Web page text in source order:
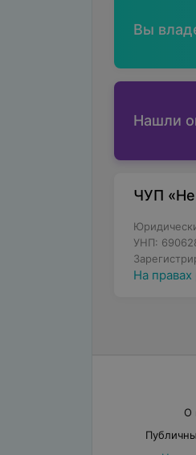
Вы
Нашли
ЧУП
УНП:
На
О